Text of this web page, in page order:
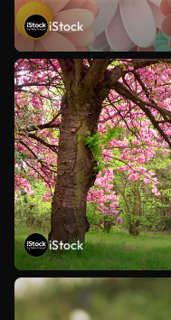
iStock
iStock